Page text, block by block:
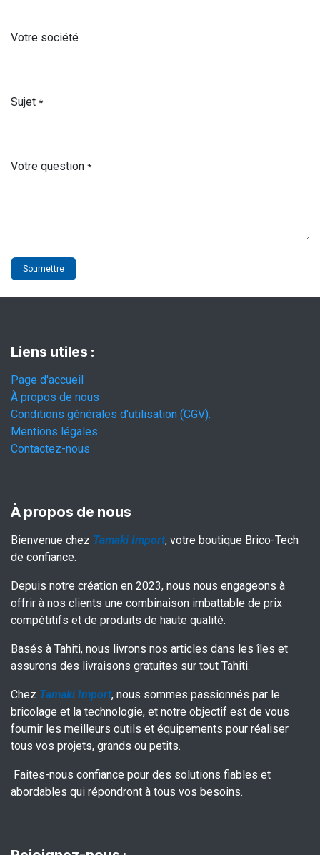
Votre société
Sujet *
Votre question *
Soumettre
Liens utiles :
Page d'accueil
À propos de nous
Conditions générales d'utilisation (CGV).
Mentions légales
Contactez-nous
À propos de nous
Bienvenue chez Tamaki Import, votre boutique Brico-Tech
de confiance.
Depuis notre création en 2023, nous nous engageons à
offrir à nos clients une combinaison imbattable de prix
compétitifs et de produits de haute qualité.
Basés à Tahiti, nous livrons nos articles dans les îles et
assurons des livraisons gratuites sur tout Tahiti.
Chez Tamaki Import, nous sommes passionnés par le
bricolage et la technologie, et notre objectif est de vous
fournir les meilleurs outils et équipements pour réaliser
tous vos projets, grands ou petits.
Faites-nous confiance pour des solutions fiables et
abordables qui répondront à tous vos besoins.